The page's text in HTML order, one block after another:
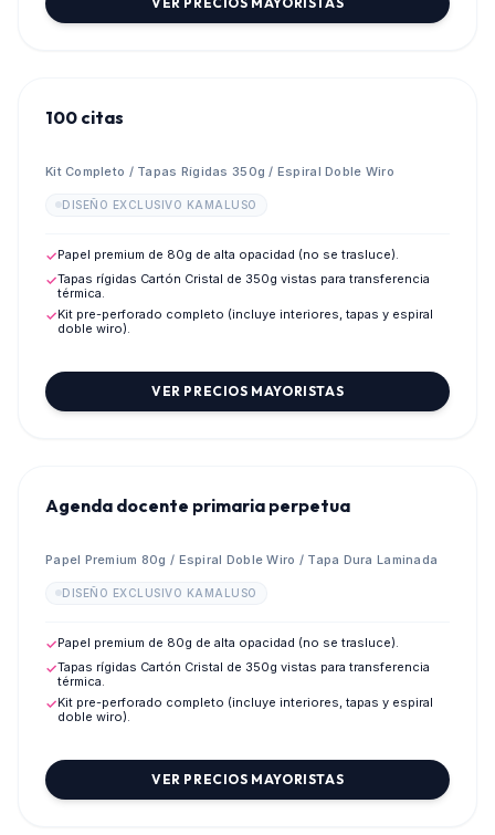
100 citas
Kit Completo / Tapas Rígidas 350g / Espiral Doble Wiro
DISEÑO EXCLUSIVO KAMALUSO
✓Papel premium de 80g de alta opacidad (no se trasluce).
✓Tapas rígidas Cartón Cristal de 350g vistas para transferencia
térmica.
✓Kit pre-perforado completo (incluye interiores, tapas y espiral
doble wiro).
VER PRECIOS MAYORISTAS
Agenda docente primaria perpetua
Papel Premium 80g / Espiral Doble Wiro / Tapa Dura Laminada
DISEÑO EXCLUSIVO KAMALUSO
✓Papel premium de 80g de alta opacidad (no se trasluce).
✓Tapas rígidas Cartón Cristal de 350g vistas para transferencia
térmica.
✓Kit pre-perforado completo (incluye interiores, tapas y espiral
doble wiro).
VER PRECIOS MAYORISTAS